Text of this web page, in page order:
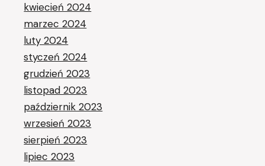
kwiecień 2024
marzec 2024
luty 2024
styczeń 2024
grudzień 2023
listopad 2023
październik 2023
wrzesień 2023
sierpień 2023
lipiec 2023